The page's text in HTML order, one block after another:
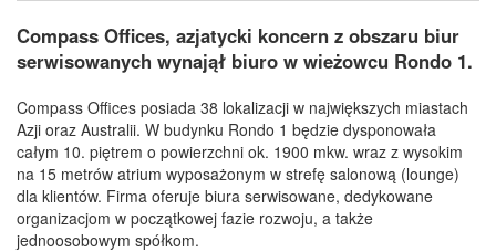
Compass Offices, azjatycki koncern z obszaru biur
serwisowanych wynajął biuro w wieżowcu Rondo 1.
Compass Offices posiada 38 lokalizacji w największych miastach
Azji oraz Australii. W budynku Rondo 1 będzie dysponowała
całym 10. piętrem o powierzchni ok. 1900 mkw. wraz z wysokim
na 15 metrów atrium wyposażonym w strefę salonową (lounge)
dla klientów. Firma oferuje biura serwisowane, dedykowane
organizacjom w początkowej fazie rozwoju, a także
jednoosobowym spółkom.